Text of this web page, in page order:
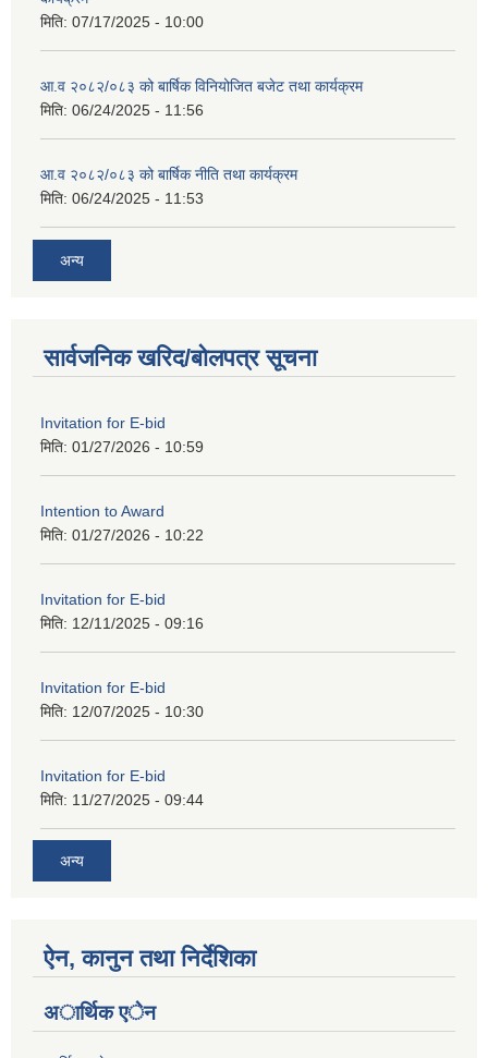
मिति: 07/17/2025 - 10:00
आ.व २०८२/०८३ को बार्षिक विनियोजित बजेट तथा कार्यक्रम
मिति: 06/24/2025 - 11:56
आ.व २०८२/०८३ को बार्षिक नीति तथा कार्यक्रम
मिति: 06/24/2025 - 11:53
अन्य
सार्वजनिक खरिद/बोलपत्र सूचना
Invitation for E-bid
मिति: 01/27/2026 - 10:59
Intention to Award
मिति: 01/27/2026 - 10:22
Invitation for E-bid
मिति: 12/11/2025 - 09:16
Invitation for E-bid
मिति: 12/07/2025 - 10:30
Invitation for E-bid
मिति: 11/27/2025 - 09:44
अन्य
ऐन, कानुन तथा निर्देशिका
अार्थिक एेन